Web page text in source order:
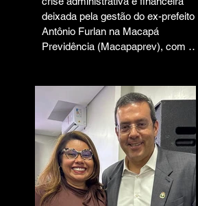
deixada pela gestão do ex-prefeito
Antônio Furlan na Macapá
Previdência (Macapaprev), com um
risco o pagamento de
aposentadorias e pensões. O
relatório, elaborado por auditores-
fiscais da Receita Federal,
identificou irregularidades
impeditivas para a emissão do
Certificado de Regularidade
Previdenciária (CRP), documen